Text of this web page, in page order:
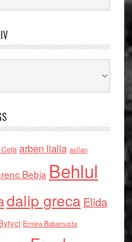
arben llalla asllan
Bebja Behlul
dalip grecaElida
Ermira Babamusta